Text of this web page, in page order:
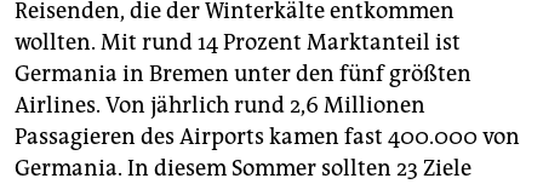
Reisenden, die der Winterkälte entkommen
wollten. Mit rund 14 Prozent Marktanteil ist
Germania in Bremen unter den fünf größten
Airlines. Von jährlich rund 2,6 Millionen
Passagieren des Airports kamen fast 400.000 von
Germania. In diesem Sommer sollten 23 Ziele